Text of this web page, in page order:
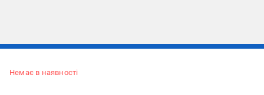
Немає в наявності